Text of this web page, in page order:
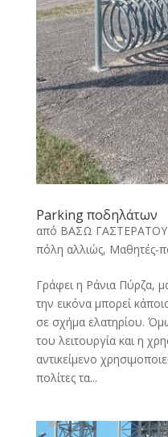
Parking ποδηλάτων
από ΒΑΣΩ ΓΑΣΤΕΡΑΤΟΥ
πόλη αλλιώς, Μαθητές-
Γράφει η Ράνια Πύρζα,
την εικόνα μπορεί
σε σχήμα ελατηρίου.
του λειτουργία και η
αντικείμενο
πολίτες τα...